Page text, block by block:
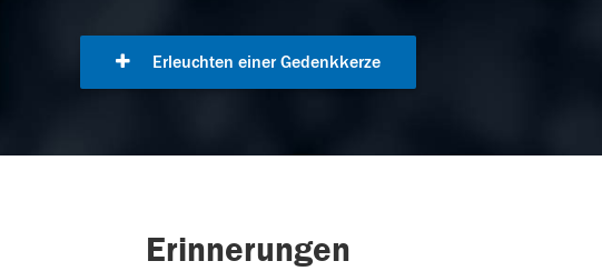
Erleuchten einer Gedenkkerze
Erinnerungen